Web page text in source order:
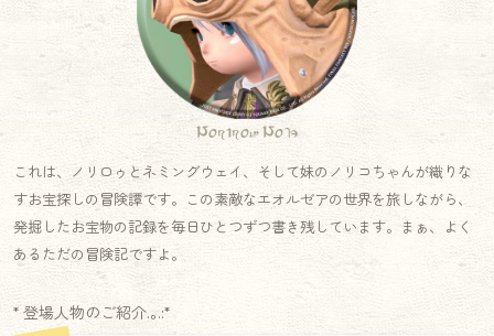
Norirow Note
これは、ノリロゥとネミングウェイ、そして妹のノリコちゃんが織りな
すお宝探しの冒険譚です。この素敵なエオルゼアの世界を旅しながら、
発掘したお宝物の記録を毎日ひとつずつ書き残しています。まぁ、よく
あるただの冒険記ですよ。
* 登場人物のご紹介.｡.:*